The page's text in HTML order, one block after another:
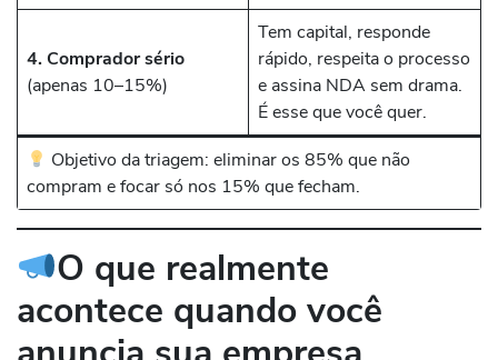
4. Comprador sério
(apenas 10–15%)
Tem capital, responde
rápido, respeita o processo
e assina NDA sem drama.
É esse que você quer.
Objetivo da triagem: eliminar os 85% que não
compram e focar só nos 15% que fecham.
O que realmente
acontece quando você